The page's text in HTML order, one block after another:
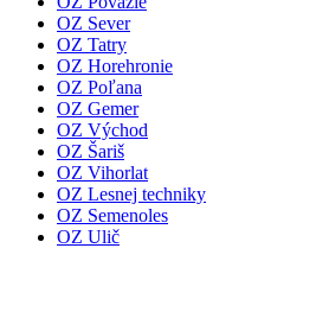
OZ Sever
OZ Tatry
OZ Horehronie
OZ Poľana
OZ Gemer
OZ Východ
OZ Šariš
OZ Vihorlat
OZ Lesnej techniky
OZ Semenoles
OZ Ulič